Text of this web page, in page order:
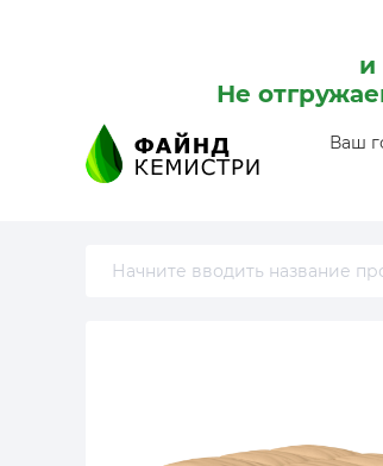
и
Не
Ваш